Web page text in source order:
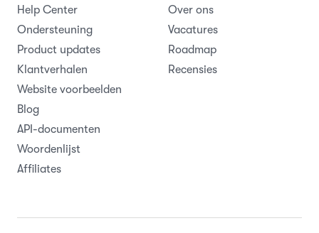
Help Center
Ondersteuning
Product updates
Klantverhalen
Website voorbeelden
Blog
API-documenten
Woordenlijst
Affiliates
Over ons
Vacatures
Roadmap
Recensies